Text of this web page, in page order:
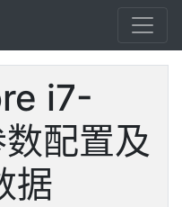
i7-
配置及
据